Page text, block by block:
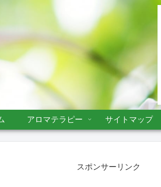
アロマテラピー サイトマップ
スポンサーリンク